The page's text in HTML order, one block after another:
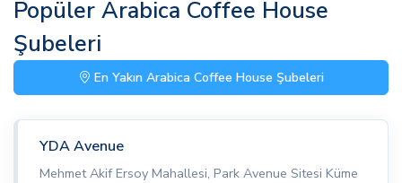
Popüler Arabica Coffee House
Şubeleri
En Yakın Arabica Coffee House Şubeleri
YDA Avenue
Mehmet Akif Ersoy Mahallesi, Park Avenue Sitesi Küme